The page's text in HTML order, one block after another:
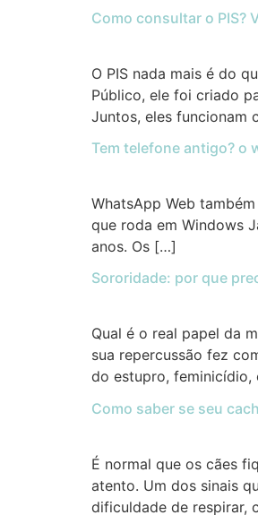
Como consultar o PIS?
O PIS nada mais é do
Público, ele foi criado
Juntos, eles funcionam
Tem telefone antigo? o
WhatsApp Web
que roda em Windows
anos. Os […]
Sororidade: por que
Qual é o real papel da
sua repercussão fez
do estupro,
Como saber se seu
É normal que os cães
atento. Um dos sinais
dificuldade de respirar,